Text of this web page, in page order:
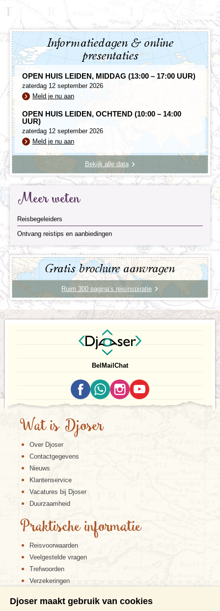
Informatiedagen & online
presentaties
OPEN HUIS LEIDEN, MIDDAG (13:00 – 17:00 UUR)
zaterdag 12 september 2026
Meld je nu aan
OPEN HUIS LEIDEN, OCHTEND (10:00 – 14:00
UUR)
zaterdag 12 september 2026
Meld je nu aan
Bekijk alle data
Meer weten
Reisbegeleiders
Ontvang reistips en aanbiedingen
Gratis brochure aanvragen
Ruim 300 pagina’s reisinspiratie
BelMailChat
Wat is Djoser
Over Djoser
Contactgegevens
Nieuws
Klantenservice
Vacatures bij Djoser
Duurzaamheid
Praktische informatie
Reisvoorwaarden
Veelgestelde vragen
Trefwoorden
Verzekeringen
Disclaimer
Djoser maakt gebruik van cookies